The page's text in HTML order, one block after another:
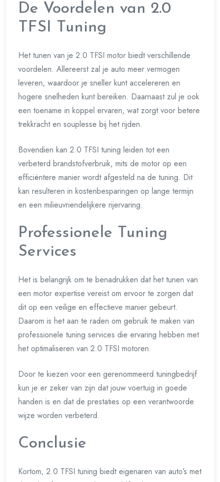
De Voordelen van 2.0
TFSI Tuning
Het tunen van je 2.0 TFSI motor biedt verschillende
voordelen. Allereerst zal je auto meer vermogen
leveren, waardoor je sneller kunt accelereren en
hogere snelheden kunt bereiken. Daarnaast zul je ook
een toename in koppel ervaren, wat zorgt voor betere
trekkracht en souplesse bij het rijden.
Bovendien kan 2.0 TFSI tuning leiden tot een
verbeterd brandstofverbruik, mits de motor op een
efficiëntere manier wordt afgesteld na de tuning. Dit
kan resulteren in kostenbesparingen op lange termijn
en een milieuvriendelijkere rijervaring.
Professionele Tuning
Services
Het is belangrijk om te benadrukken dat het tunen van
een motor expertise vereist om ervoor te zorgen dat
dit op een veilige en effectieve manier gebeurt.
Daarom is het aan te raden om gebruik te maken van
professionele tuning services die ervaring hebben met
het optimaliseren van 2.0 TFSI motoren.
Door te kiezen voor een gerenommeerd tuningbedrijf
kun je er zeker van zijn dat jouw voertuig in goede
handen is en dat de prestaties op een verantwoorde
wijze worden verbeterd.
Conclusie
Kortom, 2.0 TFSI tuning biedt eigenaren van auto’s met